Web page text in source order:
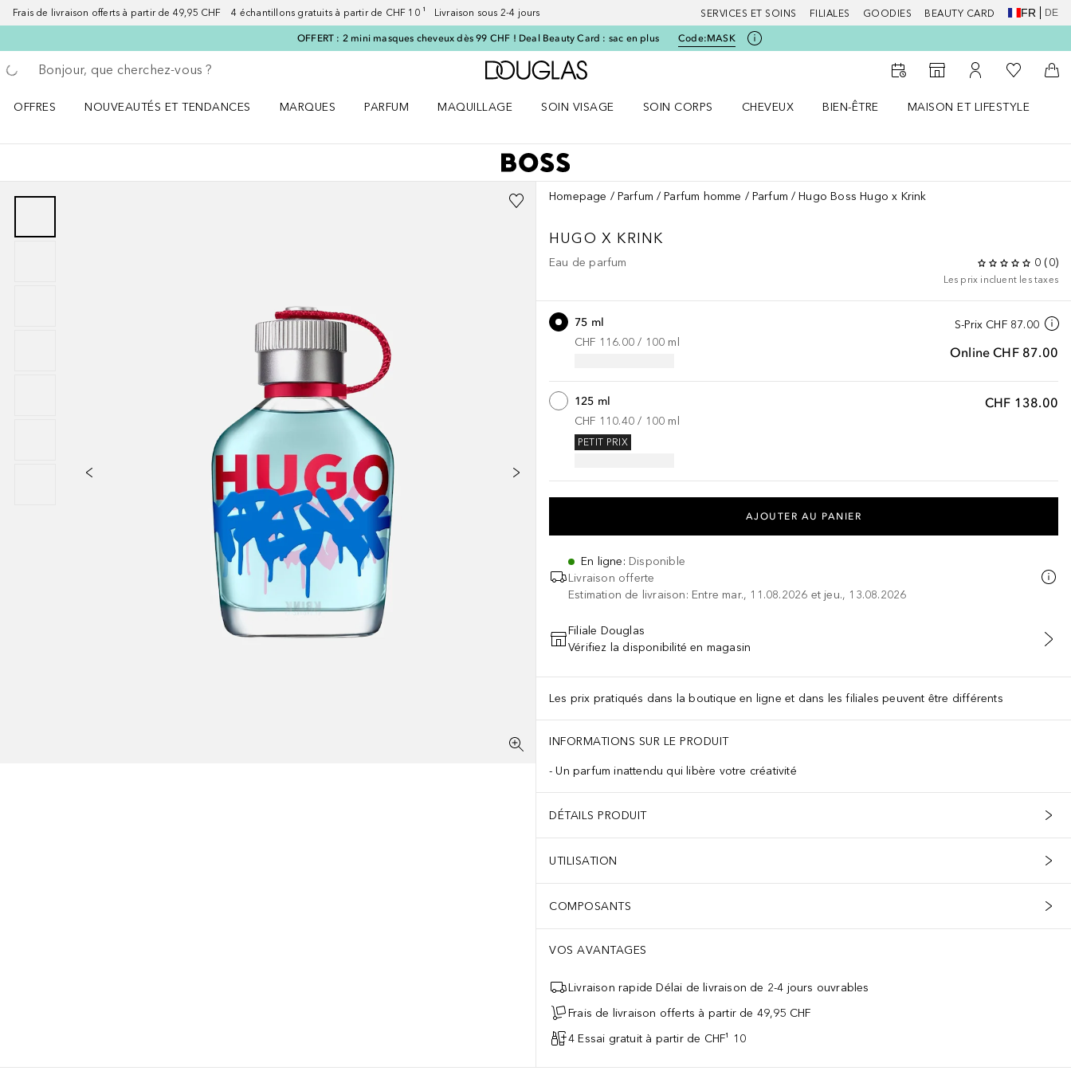
Frais de livraison offerts à partir de 49,95 CHF 4 échantillons gratuits à partir de CHF 10 ¹ Livraison sous 2-4 jours SERVICES ET SOINS FILIALES GOODIES BEAUTY CARD FR DE
OFFERT : 2 mini masques cheveux dès 99 CHF ! Deal Beauty Card : sac en plus Code:MASK
Retourner
Exécuter la recherche
Vers l'accueil Douglas
Vers le Storefinder
Vers Mon Compte
Vers Ma
OFFRES
NOUVEAUTÉS ET TENDANCES
MARQUES
PARFUM
MAQUILLAGE
SOIN VISAGE
SOIN CORPS
CHEVEUX
BIEN-ÊTRE
MAISON ET LIFESTYLE
Homepage Parfum Parfum homme Parfum Hugo Boss Hugo x Krink
HUGO X KRINK
Eau de parfum 0 (0)
Les prix incluent les taxes
S-Prix CHF 87.00
Online CHF 87.00
75 ml
CHF 116.00 / 100 ml
CHF 138.00
125 ml
CHF 110.40 / 100 ml
PETIT PRIX
AJOUTER AU PANIER
En ligne: Disponible
Livraison offerte
Estimation de livraison: Entre mar., 11.08.2026 et jeu., 13.08.2026
Filiale Douglas
Vérifiez la disponibilité en magasin
Les prix pratiqués dans la boutique en ligne et dans les filiales peuvent être différents
INFORMATIONS SUR LE PRODUIT
Un parfum inattendu qui libère votre créativité
DÉTAILS PRODUIT
UTILISATION
COMPOSANTS
VOS AVANTAGES
Livraison rapide Délai de livraison de 2-4 jours ouvrables
Frais de livraison offerts à partir de 49,95 CHF
4 Essai gratuit à partir de CHF¹ 10